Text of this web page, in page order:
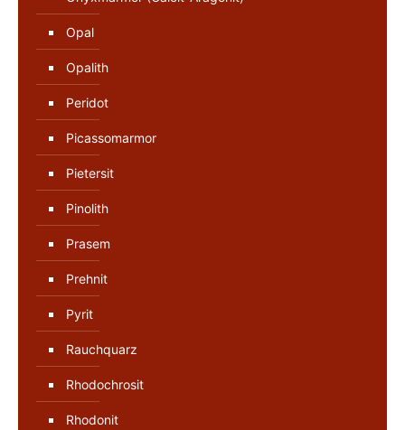
Opal
Opalith
Peridot
Picassomarmor
Pietersit
Pinolith
Prasem
Prehnit
Pyrit
Rauchquarz
Rhodochrosit
Rhodonit